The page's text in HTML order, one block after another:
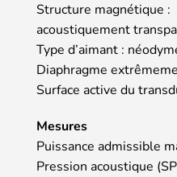
Structure magnétique
acoustiquement
Type d’aimant :
Diaphragme
Surface active du
Mesures
Puissance admissible
Pression acoustique